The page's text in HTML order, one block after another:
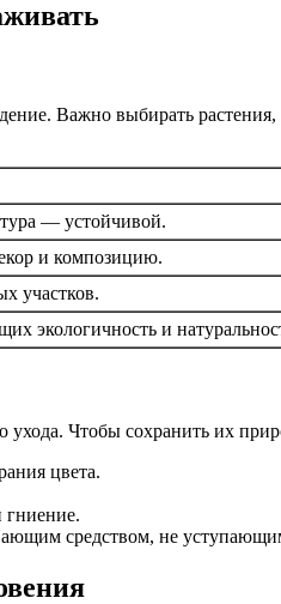
Важно выбирать
— устойчивой.
и композицию.
участков.
экологичность и
Чтобы сохранить их
цвета.
гниение.
средством, не